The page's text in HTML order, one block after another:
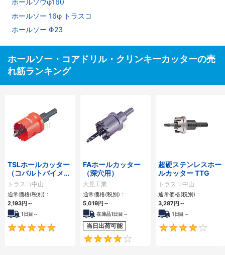
ホールソウφ160
ホールソー 16φ トラスコ
ホールソー Φ23
ホールソー・コアドリル・クリンキーカッターの売
れ筋ランキング
TSLホールカッター
（コバルトバイメタ
ル刃）
トラスコ中山
通常価格(税別)：
2,193円 ～
1日目～
4.8
FAホールカッター
（深穴用）
大見工業
通常価格(税別)：
5,019円 ～
在庫品1日目～
当日出荷可能
超硬ステンレスホー
ルカッター TTG
トラスコ中山
通常価格(税別)：
3,287円 ～
1日目～